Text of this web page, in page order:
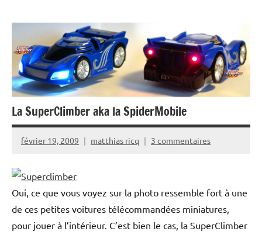
La SuperClimber aka la SpiderMobile
février 19, 2009 matthias ricq 3 commentaires
Oui, ce que vous voyez sur la photo ressemble fort à une
de ces petites voitures télécommandées miniatures,
pour jouer à l’intérieur. C’est bien le cas, la SuperClimber